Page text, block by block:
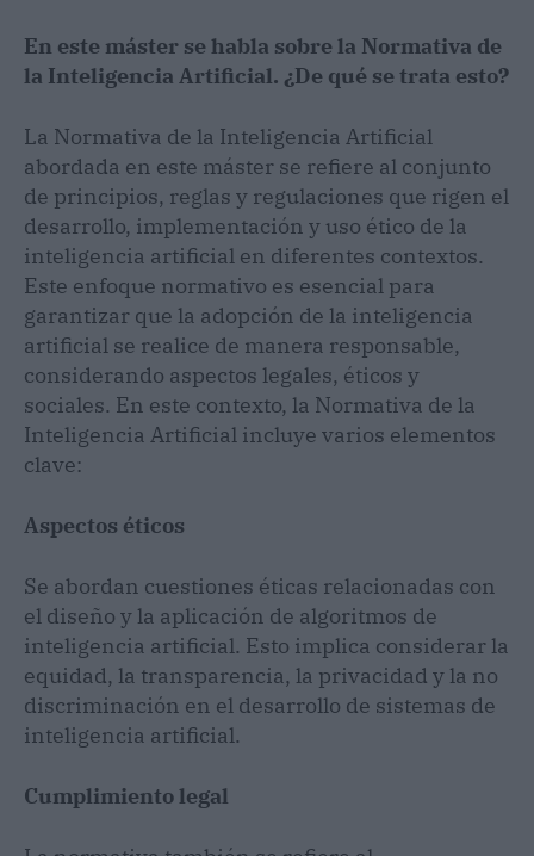
En este máster se habla sobre la Normativa de
la Inteligencia Artificial. ¿De qué se trata esto?
La Normativa de la Inteligencia Artificial
abordada en este máster se refiere al conjunto
de principios, reglas y regulaciones que rigen el
desarrollo, implementación y uso ético de la
inteligencia artificial en diferentes contextos.
Este enfoque normativo es esencial para
garantizar que la adopción de la inteligencia
artificial se realice de manera responsable,
considerando aspectos legales, éticos y
sociales. En este contexto, la Normativa de la
Inteligencia Artificial incluye varios elementos
clave:
Aspectos éticos
Se abordan cuestiones éticas relacionadas con
el diseño y la aplicación de algoritmos de
inteligencia artificial. Esto implica considerar la
equidad, la transparencia, la privacidad y la no
discriminación en el desarrollo de sistemas de
inteligencia artificial.
Cumplimiento legal